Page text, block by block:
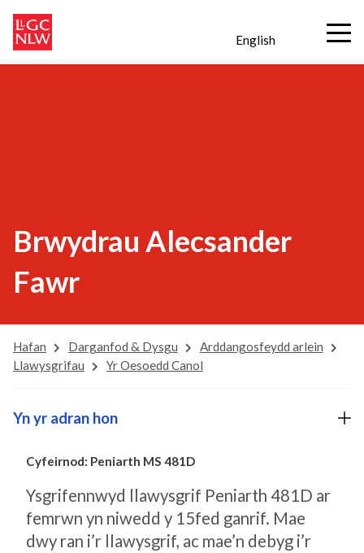
English
Brwydrau Alecsander
Fawr
Hafan Darganfod & Dysgu
Arddangosfeydd arlein
Llawysgrifau
Yr Oesoedd Canol
Cyfeirnod: Peniarth MS 481D
Ysgrifennwyd llawysgrif Peniarth 481D ar
femrwn yn niwedd y 15fed ganrif. Mae
dwy ran i’r llawysgrif, ac mae’n debyg i’r
Yn yr adran hon